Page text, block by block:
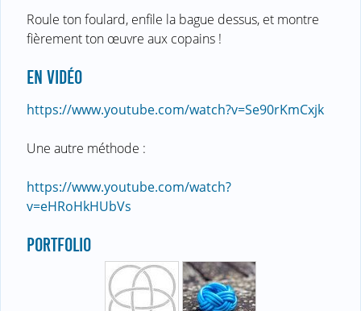
Roule ton foulard, enfile la bague dessus, et montre
fièrement ton œuvre aux copains !
EN VIDÉO
https://www.youtube.com/watch?v=Se90rKmCxjk
Une autre méthode :
https://www.youtube.com/watch?
v=eHRoHkHUbVs
PORTFOLIO